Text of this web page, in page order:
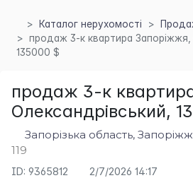
Каталог нерухомості
продаж 3-к квартира Запоріжжя,
135000 $
продаж 3-к
Олександрівський,
Запорізька область,
119
ID: 9365812 2/7/2026 14:17